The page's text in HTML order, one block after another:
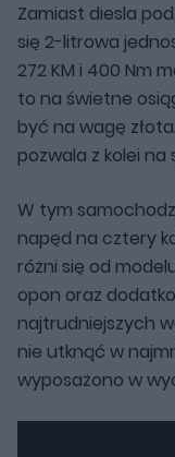
Zamiast diesla
się 2-litrowa
272 KM i 400 Nm
to na świetne
być na wagę
pozwala z kolei
W tym
napęd na cztery
różni się od
opon oraz
najtrudniejszych
nie utknąć w
wyposażono w